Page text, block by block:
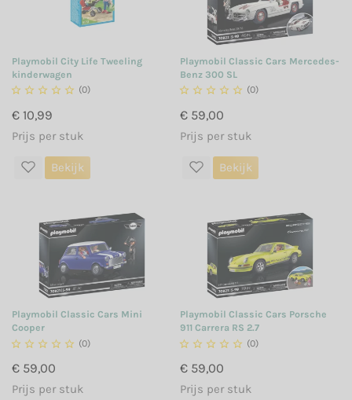
Playmobil City Life Tweeling
kinderwagen
     (0)
€ 10,99
Prijs per stuk
Bekijk
Playmobil Classic Cars Mercedes-
Benz 300 SL
     (0)
€ 59,00
Prijs per stuk
Bekijk
Playmobil Classic Cars Mini
Cooper
     (0)
€ 59,00
Prijs per stuk
Playmobil Classic Cars Porsche
911 Carrera RS 2.7
     (0)
€ 59,00
Prijs per stuk